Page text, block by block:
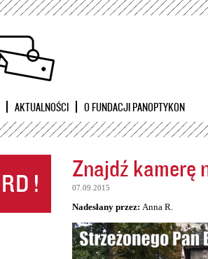
AKTUALNOŚCI O FUNDACJI PANOPTYKON
Znajdź kamerę
07.09.2015
Nadesłany przez: Anna R.